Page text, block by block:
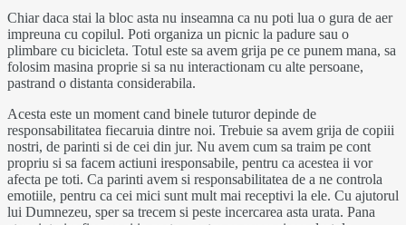
Chiar daca stai la bloc asta nu inseamna ca nu poti lua o gura de aer
impreuna cu copilul. Poti organiza un picnic la padure sau o
plimbare cu bicicleta. Totul este sa avem grija pe ce punem mana, sa
folosim masina proprie si sa nu interactionam cu alte persoane,
pastrand o distanta considerabila.
Acesta este un moment cand binele tuturor depinde de
responsabilitatea fiecaruia dintre noi. Trebuie sa avem grija de copiii
nostri, de parinti si de cei din jur. Nu avem cum sa traim pe cont
propriu si sa facem actiuni iresponsabile, pentru ca acestea ii vor
afecta pe toti. Ca parinti avem si responsabilitatea de a ne controla
emotiile, pentru ca cei mici sunt mult mai receptivi la ele. Cu ajutorul
lui Dumnezeu, sper sa trecem si peste incercarea asta urata. Pana